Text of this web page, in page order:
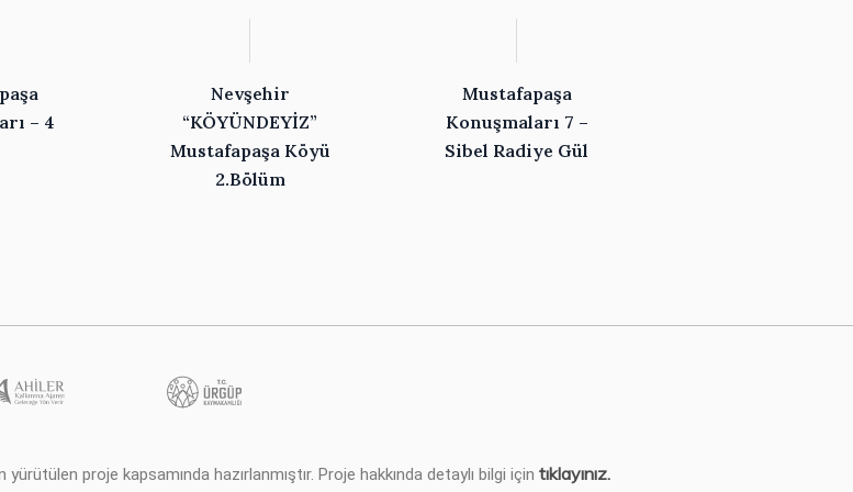
– 4
Nevşehir
“KÖYÜNDEYİZ”
Mustafapaşa Köyü
2.Bölüm
Mustafapaşa
Konuşmaları 7 –
Sibel Radiye Gül
proje kapsamında hazırlanmıştır. Proje hakkında detaylı bilgi için tıklayınız.